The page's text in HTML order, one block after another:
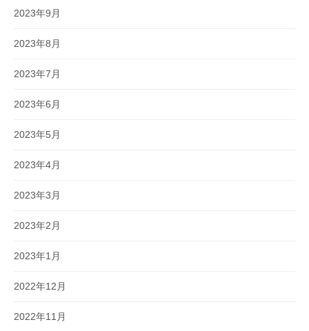
2023年9月
2023年8月
2023年7月
2023年6月
2023年5月
2023年4月
2023年3月
2023年2月
2023年1月
2022年12月
2022年11月